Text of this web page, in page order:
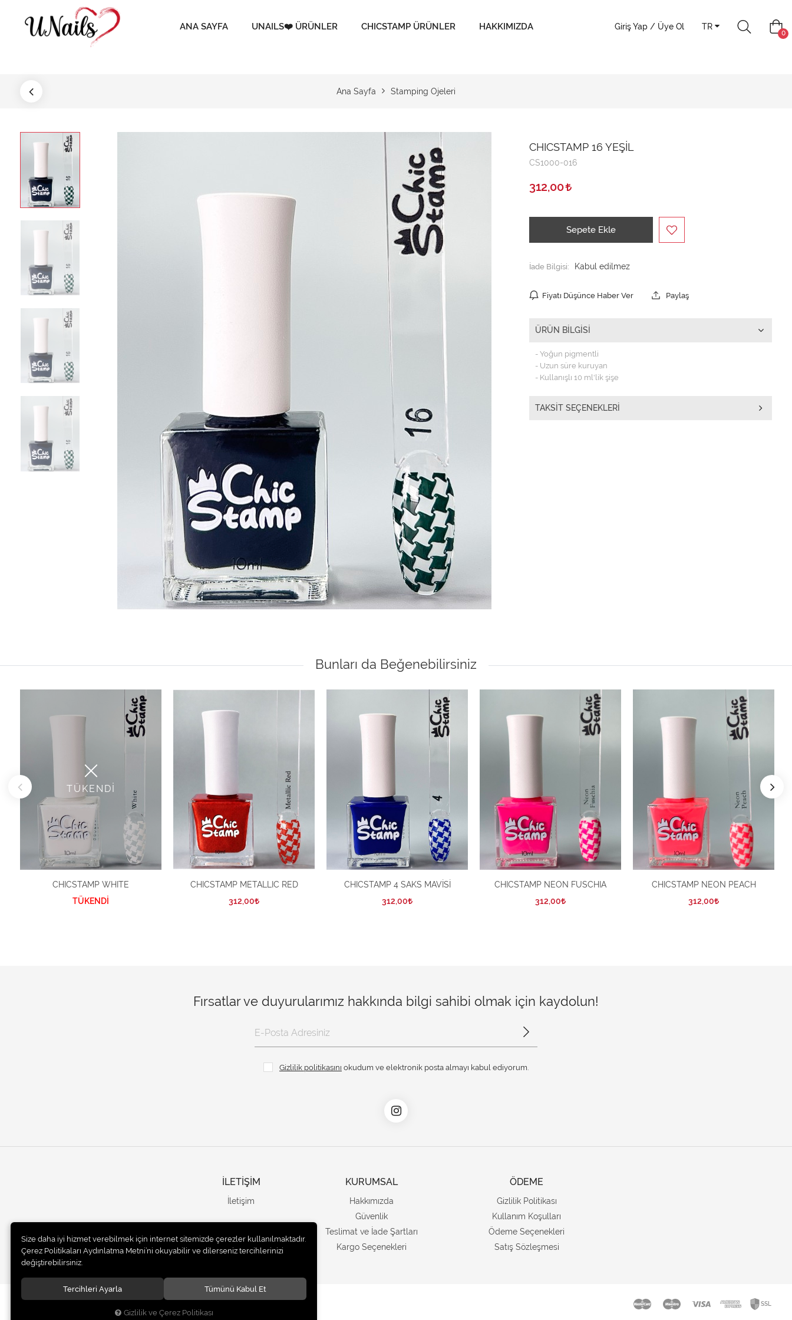
ANA SAYFA UNAILS❤️ ÜRÜNLER CHICSTAMP ÜRÜNLER HAKKIMIZDA Giriş Yap / Üye Ol TR
0
Ana Sayfa Stamping Ojeleri
CHICSTAMP 16 YEŞİL
CS1000-016
312,00
Sepete Ekle
İade Bilgisi:
Fiyatı Düşünce Haber Ver Paylaş
ÜRÜN BILGISI
- Yoğun pigmentli
- Uzun süre kuruyan
- Kullanışlı 10 ml'lik şişe
TAKSIT SEÇENEKLERI
Bunları da Beğenebilirsiniz
TÜKENDİ
CHICSTAMP WHITE
TÜKENDİ
CHICSTAMP METALLIC RED
312,00
CHICSTAMP 4 SAKS MAVİSİ
312,00
CHICSTAMP NEON FUSCHIA
312,00
CHICSTAMP NEON PEACH
312,00
Fırsatlar ve duyurularımız hakkında bilgi sahibi olmak için kaydolun!
Gizlilik politikasını okudum ve elektronik posta almayı kabul ediyorum.
İLETİŞİM
İletişim
KURUMSAL
Hakkımızda
Güvenlik
Teslimat ve İade Şartları
Kargo Seçenekleri
ÖDEME
Gizlilik Politikası
Kullanım Koşulları
Ödeme Seçenekleri
Satış Sözleşmesi
Size daha iyi hizmet verebilmek için internet sitemizde çerezler kullanılmaktadır.
Çerez Politikaları Aydınlatma Metni’ni okuyabilir ve dilerseniz tercihlerinizi
değiştirebilirsiniz.
Tercihleri Ayarla Tümünü Kabul Et
Gizlilik ve Çerez Politikası